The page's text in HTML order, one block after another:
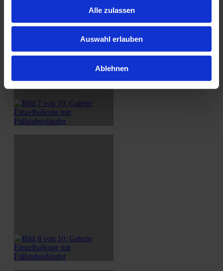
Alle zulassen
Auswahl erlauben
Ablehnen